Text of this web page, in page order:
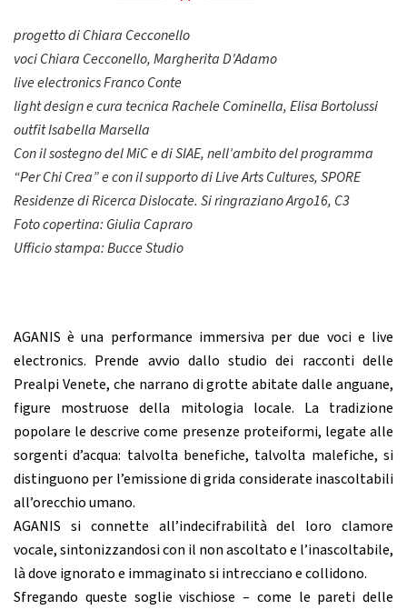
progetto di Chiara Cecconello
voci Chiara Cecconello, Margherita D'Adamo
live electronics Franco Conte
light design e cura tecnica Rachele Cominella, Elisa Bortolussi
outfit Isabella Marsella
Con il sostegno del MiC e di SIAE, nell’ambito del programma
“Per Chi Crea” e con il supporto di Live Arts Cultures, SPORE
Residenze di Ricerca Dislocate. Si ringraziano Argo16, C3
Foto copertina: Giulia Capraro
Ufficio stampa: Bucce Studio
AGANIS è una performance immersiva per due voci e live
electronics. Prende avvio dallo studio dei racconti delle
Prealpi Venete, che narrano di grotte abitate dalle anguane,
figure mostruose della mitologia locale. La tradizione
popolare le descrive come presenze proteiformi, legate alle
sorgenti d’acqua: talvolta benefiche, talvolta malefiche, si
distinguono per l’emissione di grida considerate inascoltabili
all’orecchio umano.
AGANIS si connette all’indecifrabilità del loro clamore
vocale, sintonizzandosi con il non ascoltato e l’inascoltabile,
là dove ignorato e immaginato si intrecciano e collidono.
Sfregando queste soglie vischiose – come le pareti delle